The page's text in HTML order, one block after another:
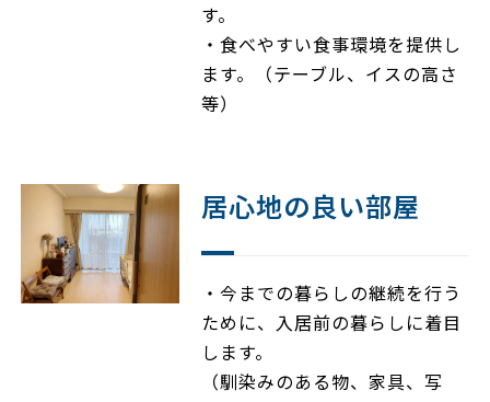
す。
・食べやすい食事環境を提供し
ます。（テーブル、イスの高さ
等）
居心地の良い部屋
・今までの暮らしの継続を行う
ために、入居前の暮らしに着目
します。
（馴染みのある物、家具、写